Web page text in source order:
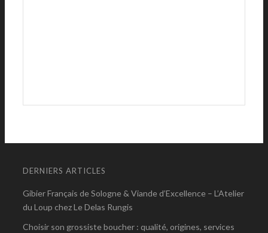
DERNIERS ARTICLES
Gibier Français de Sologne & Viande d’Excellence – L’Atelier
du Loup chez Le Delas Rungis
Choisir son grossiste boucher : qualité, origines, services